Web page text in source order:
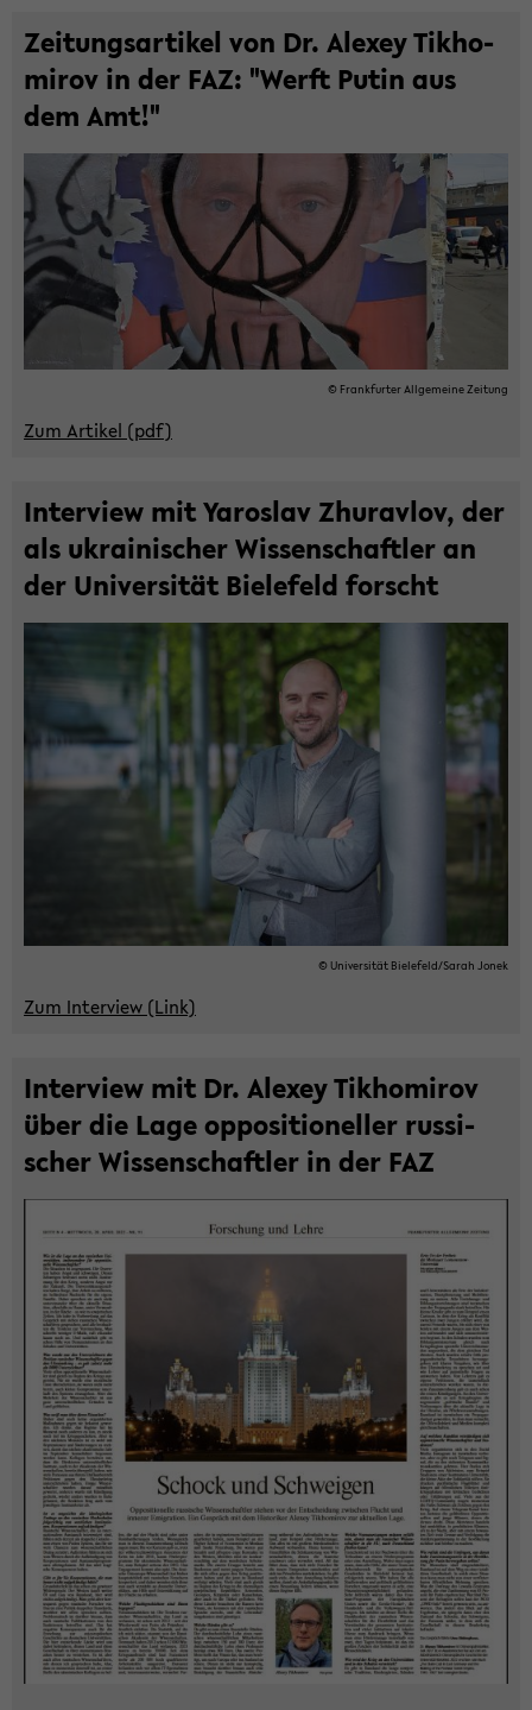
Zei­tungs­ar­ti­kel von Dr. Ale­xey Tik­ho­
mi­rov in der FAZ: "Werft Putin aus
dem Amt!"
© Frank­fur­ter All­ge­mei­ne Zei­tung
Zum Ar­ti­kel (pdf)
In­ter­view mit Ya­ros­lav Zhu­rav­lov, der
als ukrai­ni­scher Wis­sen­schaft­ler an
der Uni­ver­si­tät Bie­le­feld forscht
© Uni­ver­si­tät Bie­le­feld/Sarah Jonek
Zum In­ter­view (Link)
In­ter­view mit Dr. Ale­xey Tik­ho­mi­rov
über die Lage op­po­si­tio­nel­ler rus­si­
scher Wis­sen­schaft­ler in der FAZ